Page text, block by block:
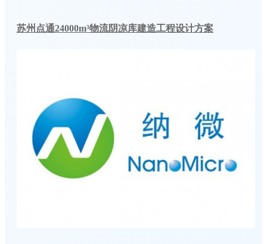
苏州点通24000m³物流阴凉库建造工程设计方案